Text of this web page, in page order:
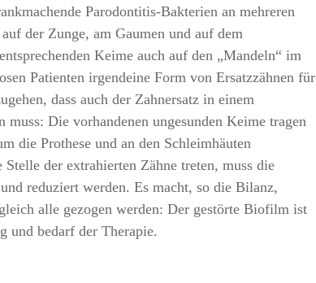
Parodontitis-Bakterien an mehreren
der Zunge, am Gaumen und auf dem
Keime auch auf den „Mandeln“ im
Patienten irgendeine Form von Ersatzzähnen für
dass auch der Zahnersatz in einem
Die vorhandenen ungesunden Keime tragen
die Prothese und an den Schleimhäuten
der extrahierten Zähne treten, muss die
reduziert werden. Es macht, so die Bilanz,
alle gezogen werden: Der gestörte Biofilm ist
und bedarf der Therapie.